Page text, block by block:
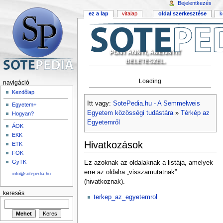
PONT ANNYI, AMENNYIT
BELETESZEL.
Loading
Itt vagy: SotePedia.hu - A Semmelweis
Egyetem közösségi tudástára» Térkép az
Egyetemről
Hivatkozások
Ez azoknak az oldalaknak a listája, amelyek
erre az oldalra „visszamutatnak”
(hivatkoznak).
terkep_az_egyetemrol
ez a lap vitalap oldal szerkesztése
Bejelentkezés
navigáció
Kezdőlap
Egyetem+
Hogyan?
ÁOK
EKK
ETK
FOK
GyTK
info@sotepedia.hu
keresés